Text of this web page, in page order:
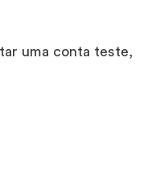
uma conta teste,